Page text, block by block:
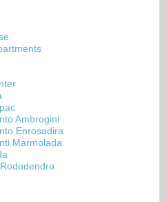
Ambrogini
Enrosadira
Marmolada